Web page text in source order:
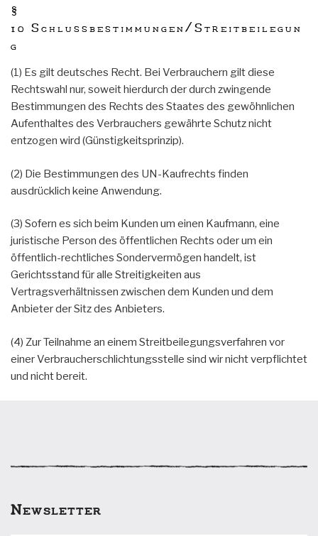
§
10 Schlussbestimmungen/Streitbeilegun
g
(1) Es gilt deutsches Recht. Bei Verbrauchern gilt diese
Rechtswahl nur, soweit hierdurch der durch zwingende
Bestimmungen des Rechts des Staates des gewöhnlichen
Aufenthaltes des Verbrauchers gewährte Schutz nicht
entzogen wird (Günstigkeitsprinzip).
(2) Die Bestimmungen des UN-Kaufrechts finden
ausdrücklich keine Anwendung.
(3) Sofern es sich beim Kunden um einen Kaufmann, eine
juristische Person des öffentlichen Rechts oder um ein
öffentlich-rechtliches Sondervermögen handelt, ist
Gerichtsstand für alle Streitigkeiten aus
Vertragsverhältnissen zwischen dem Kunden und dem
Anbieter der Sitz des Anbieters.
(4) Zur Teilnahme an einem Streitbeilegungsverfahren vor
einer Verbraucherschlichtungsstelle sind wir nicht verpflichtet
und nicht bereit.
Newsletter